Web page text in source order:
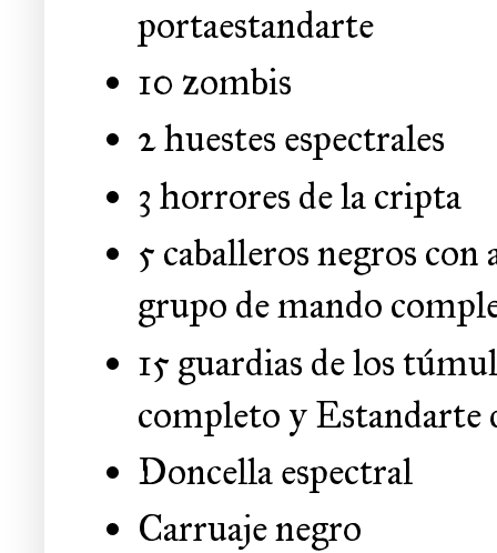
portaestandarte
10 zombis
2 huestes espectrales
3 horrores de la cripta
5 caballeros negros con
grupo de mando
15 guardias de los
completo y Estandarte
Doncella espectral
Carruaje negro